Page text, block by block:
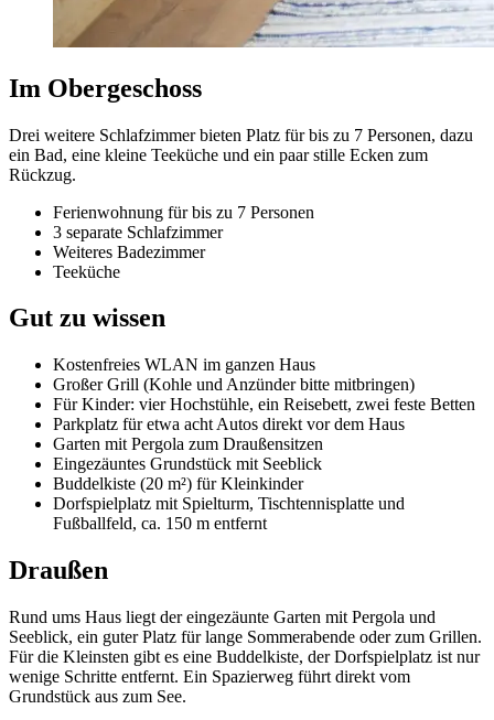
Im Obergeschoss
Drei weitere Schlafzimmer bieten Platz für bis zu 7 Personen, dazu
ein Bad, eine kleine Teeküche und ein paar stille Ecken zum
Rückzug.
Ferienwohnung für bis zu 7 Personen
3 separate Schlafzimmer
Weiteres Badezimmer
Teeküche
Gut zu wissen
Kostenfreies WLAN im ganzen Haus
Großer Grill (Kohle und Anzünder bitte mitbringen)
Für Kinder: vier Hochstühle, ein Reisebett, zwei feste Betten
Parkplatz für etwa acht Autos direkt vor dem Haus
Garten mit Pergola zum Draußensitzen
Eingezäuntes Grundstück mit Seeblick
Buddelkiste (20 m²) für Kleinkinder
Dorfspielplatz mit Spielturm, Tischtennisplatte und
Fußballfeld, ca. 150 m entfernt
Draußen
Rund ums Haus liegt der eingezäunte Garten mit Pergola und
Seeblick, ein guter Platz für lange Sommerabende oder zum Grillen.
Für die Kleinsten gibt es eine Buddelkiste, der Dorfspielplatz ist nur
wenige Schritte entfernt. Ein Spazierweg führt direkt vom
Grundstück aus zum See.